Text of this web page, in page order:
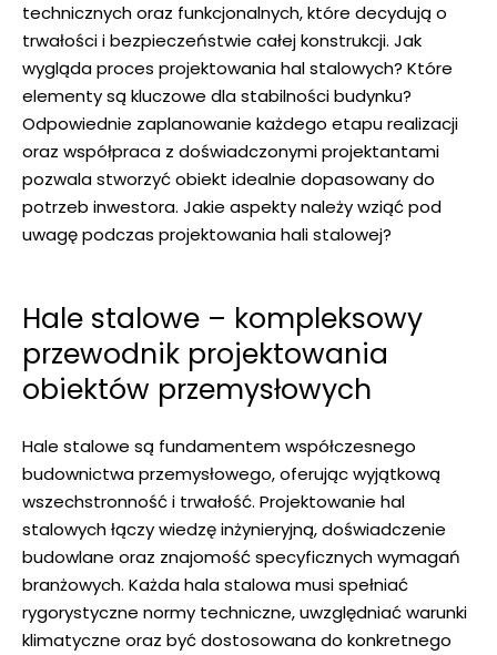
technicznych oraz funkcjonalnych, które decydują o
trwałości i bezpieczeństwie całej konstrukcji. Jak
wygląda proces projektowania hal stalowych? Które
elementy są kluczowe dla stabilności budynku?
Odpowiednie zaplanowanie każdego etapu realizacji
oraz współpraca z doświadczonymi projektantami
pozwala stworzyć obiekt idealnie dopasowany do
potrzeb inwestora. Jakie aspekty należy wziąć pod
uwagę podczas projektowania hali stalowej?
Hale stalowe – kompleksowy
przewodnik projektowania
obiektów przemysłowych
Hale stalowe są fundamentem współczesnego
budownictwa przemysłowego, oferując wyjątkową
wszechstronność i trwałość. Projektowanie hal
stalowych łączy wiedzę inżynieryjną, doświadczenie
budowlane oraz znajomość specyficznych wymagań
branżowych. Każda hala stalowa musi spełniać
rygorystyczne normy techniczne, uwzględniać warunki
klimatyczne oraz być dostosowana do konkretnego